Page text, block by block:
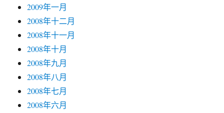
2009年一月
2008年十二月
2008年十一月
2008年十月
2008年九月
2008年八月
2008年七月
2008年六月